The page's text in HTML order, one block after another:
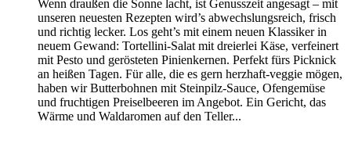
Wenn draußen die Sonne lacht, ist Genusszeit angesagt – mit
unseren neuesten Rezepten wird’s abwechslungsreich, frisch
und richtig lecker. Los geht’s mit einem neuen Klassiker in
neuem Gewand: Tortellini-Salat mit dreierlei Käse, verfeinert
mit Pesto und gerösteten Pinienkernen. Perfekt fürs Picknick
an heißen Tagen. Für alle, die es gern herzhaft-veggie mögen,
haben wir Butterbohnen mit Steinpilz-Sauce, Ofengemüse
und fruchtigen Preiselbeeren im Angebot. Ein Gericht, das
Wärme und Waldaromen auf den Teller...